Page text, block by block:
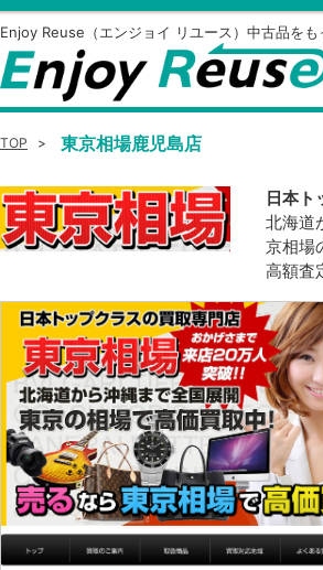
Enjoy Reuse（エンジョイ リユース）中古品をも
TOP > 東京相場鹿児島店
日本
北海道
京相場
高額査